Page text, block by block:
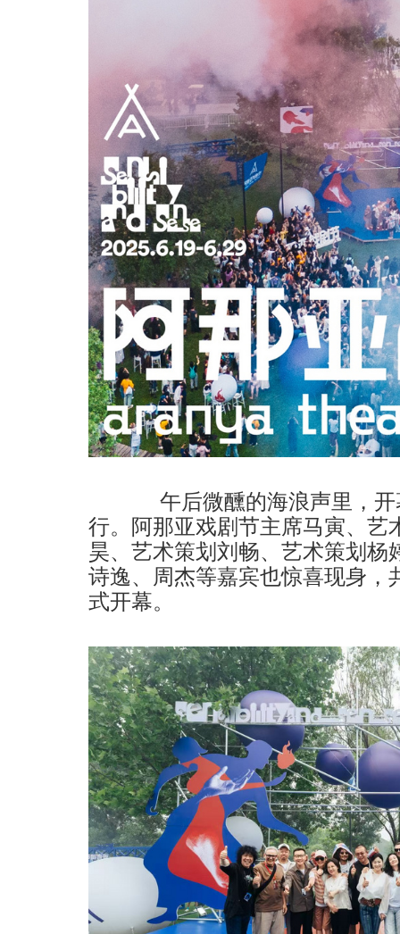
午后微醺的海浪声里，开
行。阿那亚戏剧节主席马寅、艺
昊、艺术策划刘畅、艺术策划杨
诗逸、周杰等嘉宾也惊喜现身，
式开幕。